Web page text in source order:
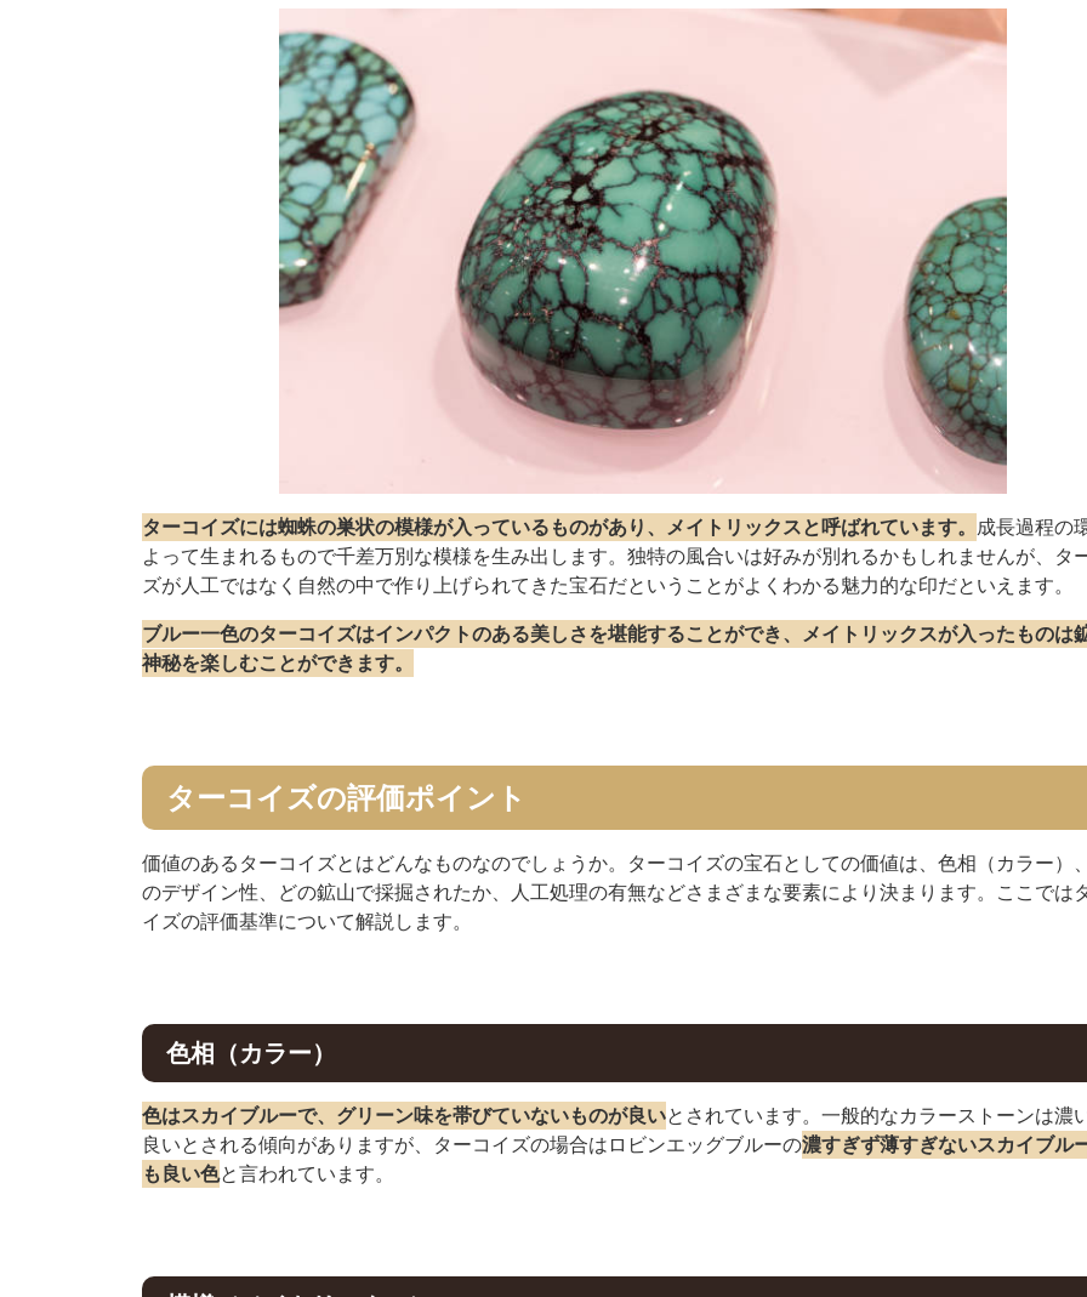
ターコイズには蜘蛛の巣状の模様が入っているものがあり、メイトリックスと呼ばれています。
成長過程の
よって生まれるもので千差万別な模様を生み出します。独特の風合いは好みが別れるかもしれませんが、タ
ズが人工ではなく自然の中で作り上げられてきた宝石だということがよくわかる魅力的な印だといえます。
ブルー一色のターコイズはインパクトのある美しさを堪能することができ、メイトリックスが入ったものは
神秘を楽しむことができます。
ターコイズの評価ポイント
価値のあるターコイズとはどんなものなのでしょうか。ターコイズの宝石としての価値は、色相（カラー）
のデザイン性、どの鉱山で採掘されたか、人工処理の有無などさまざまな要素により決まります。ここでは
イズの評価基準について解説します。
色相（カラー）
色はスカイブルーで、グリーン味を帯びていないものが良いとされています。一般的なカラーストーンは濃
良いとされる傾向がありますが、ターコイズの場合はロビンエッグブルーの濃すぎず薄すぎないスカイブル
も良い色と言われています。